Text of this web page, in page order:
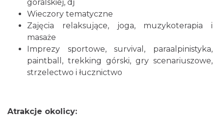
góralskiej, dj
Wieczory tematyczne
Zajęcia relaksujące, joga, muzykoterapia i
masaże
Imprezy sportowe, survival, paraalpinistyka,
paintball, trekking górski, gry scenariuszowe,
strzelectwo i łucznictwo
Atrakcje okolicy: